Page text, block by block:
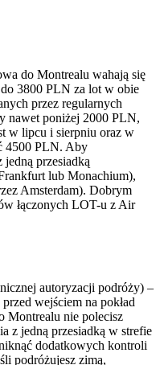
do Montrealu wahają się
3800 PLN za lot w obie
przez regularnych
nawet poniżej 2000 PLN,
w lipcu i sierpniu oraz w
4500 PLN. Aby
jedną przesiadką
lub Monachium),
Amsterdam). Dobrym
łączonych LOT-u z Air
autoryzacji podróży) –
wejściem na pokład
Montrealu nie polecisz
z jedną przesiadką w strefie
dodatkowych kontroli
podróżujesz zimą,